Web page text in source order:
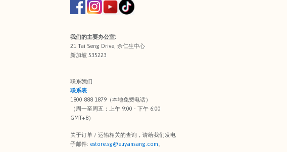
我们的主要办公室:
21 Tai Seng Drive, 余仁生中心
新加坡 535223
联系我们
联系表
1800 888 1879（本地免费电话）
（周一至周五：上午 9:00 - 下午 6:00
GMT+8）
关于订单 / 运输相关的查询，请给我们发电
子邮件: estore.sg@euyansang.com